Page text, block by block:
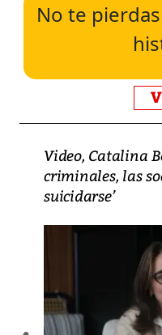
No te
Video, Catalina
criminales, las
suicidarse’